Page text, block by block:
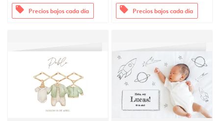
offers Precios bajos cada día offers Precios bajos cada día